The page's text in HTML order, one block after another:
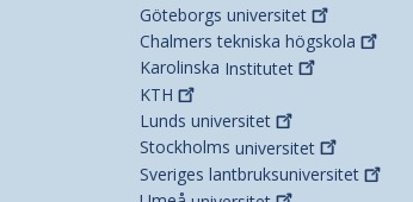
Göteborgs universitet
Chalmers tekniska högskola
Karolinska Institutet
KTH
Lunds universitet
Stockholms universitet
Sveriges lantbruksuniversitet